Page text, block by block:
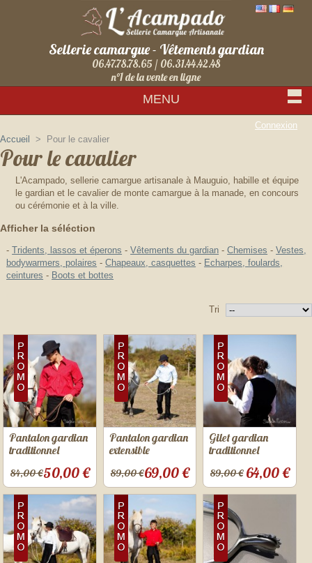
Sellerie camargue - Vêtements gardian
06.47.78.78.65 / 06.31.44.42.48
n°1 de la vente en ligne
MENU
Connexion
Accueil
> Pour le cavalier
Pour le cavalier
L'Acampado, sellerie camargue artisanale à Mauguio, habille et équipe
le gardian et le cavalier de monte camargue à la manade, en concours
ou cérémonie et à la ville.
Afficher la séléction
-Tridents, lassos et éperons -Vêtements du gardian -Chemises -Vestes,
bodywarmers, polaires -Chapeaux, casquettes - Echarpes, foulards,
ceintures - Boots et bottes
Tri
Pantalon gardian
traditionnel
50,00 €
84,00 €
Pantalon gardian
extensible
69,00 €
89,00 €
Gilet gardian
traditionnel
64,00 €
89,00 €